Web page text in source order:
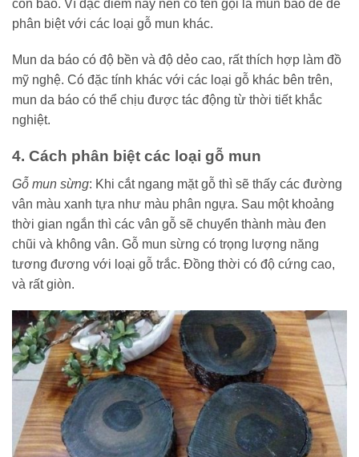
con báo. Vì đặc điểm này nên có tên gọi là mun báo để dễ
phân biệt với các loại gỗ mun khác.
Mun da báo có độ bền và độ dẻo cao, rất thích hợp làm đồ
mỹ nghệ. Có đặc tính khác với các loại gỗ khác bên trên,
mun da báo có thể chịu được tác động từ thời tiết khắc
nghiệt.
4. Cách phân biệt các loại gỗ mun
Gỗ mun sừng: Khi cắt ngang mặt gỗ thì sẽ thấy các đường
vân màu xanh tựa như màu phân ngựa. Sau một khoảng
thời gian ngắn thì các vân gỗ sẽ chuyển thành màu đen
chũi và không vân. Gỗ mun sừng có trọng lượng năng
tương đương với loại gỗ trắc. Đồng thời có độ cứng cao,
và rất giòn.